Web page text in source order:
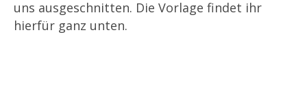
uns ausgeschnitten. Die Vorlage findet ihr
hierfür ganz unten.